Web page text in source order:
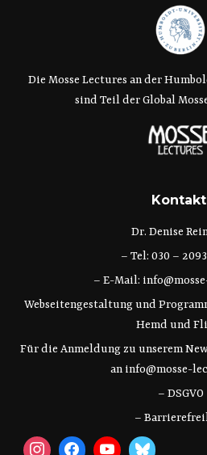
Die Mosse Lectures an der
sind Teil der Global
Dr. Denise
– Tel: 030 –
– E-Mail:
Webseitengestaltung und
Hemd und
Für die Anmeldung zu unserem
an info@mosse-
– DSGVO
–